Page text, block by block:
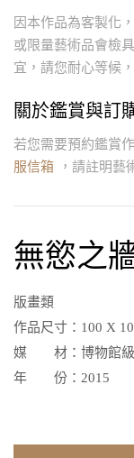
因本作品為客製化
或限量藝術品會檢
宜，請您耐心等候
關於鑑賞與訂
若您需要預約鑑賞
服信箱
，請註明藝
無慾之
版畫類
作品尺寸： 100 X
媒 材： 博物館
年 份： 2015